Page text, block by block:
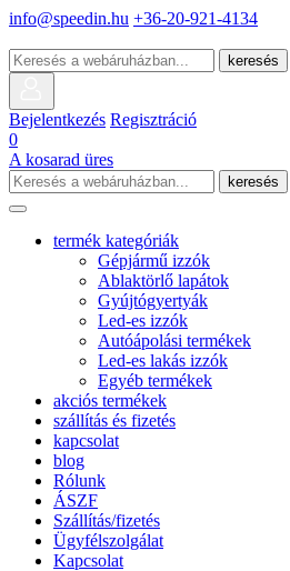
info@speedin.hu +36-20-921-4134
keresés
Bejelentkezés Regisztráció
0
A kosarad üres
keresés
termék kategóriák
Gépjármű izzók
Ablaktörlő lapátok
Gyújtógyertyák
Led-es izzók
Autóápolási termékek
Led-es lakás izzók
Egyéb termékek
akciós termékek
szállítás és fizetés
kapcsolat
blog
Rólunk
ÁSZF
Szállítás/fizetés
Ügyfélszolgálat
Kapcsolat